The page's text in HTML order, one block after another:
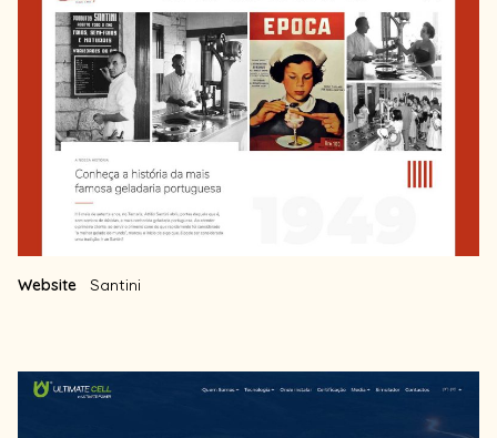
Website Santini